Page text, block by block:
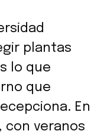
plantas
lo que
que
En
con veranos